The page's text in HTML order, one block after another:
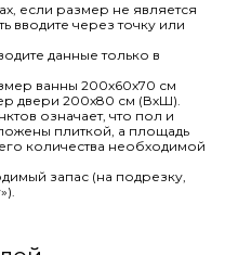
если размер не является
вводите через точку или
данные только в
ванны 200х60х70 см
двери 200х80 см (ВхШ).
означает, что пол и
плиткой, а площадь
количества необходимой
запас (на подрезку,